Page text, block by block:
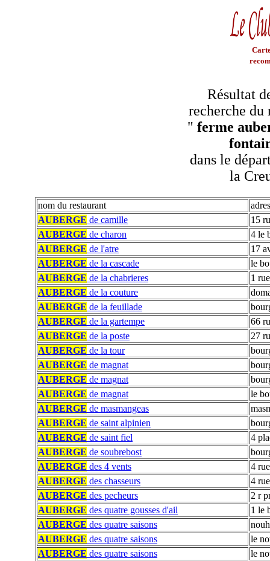
Résultat
recherche du
" ferme
dans le
la
nom du restaurant
AUBERGE de camille
15
AUBERGE de charon
4 le
AUBERGE de l'atre
17
AUBERGE de la cascade
le
AUBERGE de la chabrieres
1
AUBERGE de la couture
AUBERGE de la feuillade
AUBERGE de la gartempe
66
AUBERGE de la poste
27
AUBERGE de la tour
AUBERGE de magnat
AUBERGE de magnat
AUBERGE de magnat
le
AUBERGE de masmangeas
AUBERGE de saint alpinien
AUBERGE de saint fiel
4
AUBERGE de soubrebost
AUBERGE des 4 vents
4
AUBERGE des chasseurs
4
AUBERGE des pecheurs
2 r
AUBERGE des quatre gousses d'ail
1 le
AUBERGE des quatre saisons
AUBERGE des quatre saisons
le
AUBERGE des quatre saisons
le